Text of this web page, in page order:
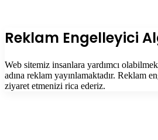
Kapalı
Reklam Engelleyici
Web sitemiz insanlara yardımcı
adına reklam yayınlamaktadır. Reklam
ziyaret etmenizi rica ederiz.